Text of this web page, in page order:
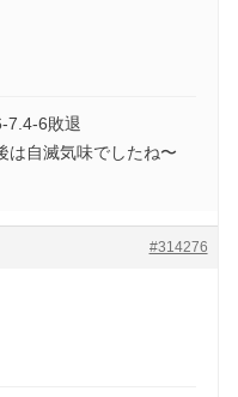
7.4-6敗退
は自滅気味でしたね〜
#314276